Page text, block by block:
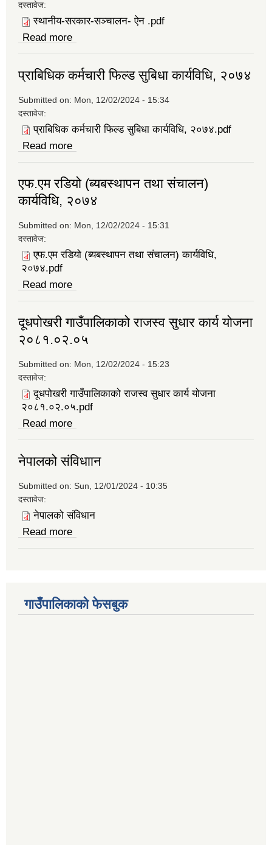
दस्तावेज:
स्थानीय-सरकार-सञ्चालन- ऐन .pdf
Read more
प्राबिधिक कर्मचारी फिल्ड सुबिधा कार्यविधि, २०७४
Submitted on: Mon, 12/02/2024 - 15:34
दस्तावेज:
प्राबिधिक कर्मचारी फिल्ड सुबिधा कार्यविधि, २०७४.pdf
Read more
एफ.एम रडियो (ब्यबस्थापन तथा संचालन)
कार्यविधि, २०७४
Submitted on: Mon, 12/02/2024 - 15:31
दस्तावेज:
एफ.एम रडियो (ब्यबस्थापन तथा संचालन) कार्यविधि,
२०७४.pdf
Read more
दूधपोखरी गाउँपालिकाको राजस्व सुधार कार्य योजना
२०८१.०२.०५
Submitted on: Mon, 12/02/2024 - 15:23
दस्तावेज:
दूधपोखरी गाउँपालिकाको राजस्व सुधार कार्य योजना
२०८१.०२.०५.pdf
Read more
नेपालको संविधाान
Submitted on: Sun, 12/01/2024 - 10:35
दस्तावेज:
नेपालको स‍ंविधान
Read more
गाउँपालिकाको फेसबुक